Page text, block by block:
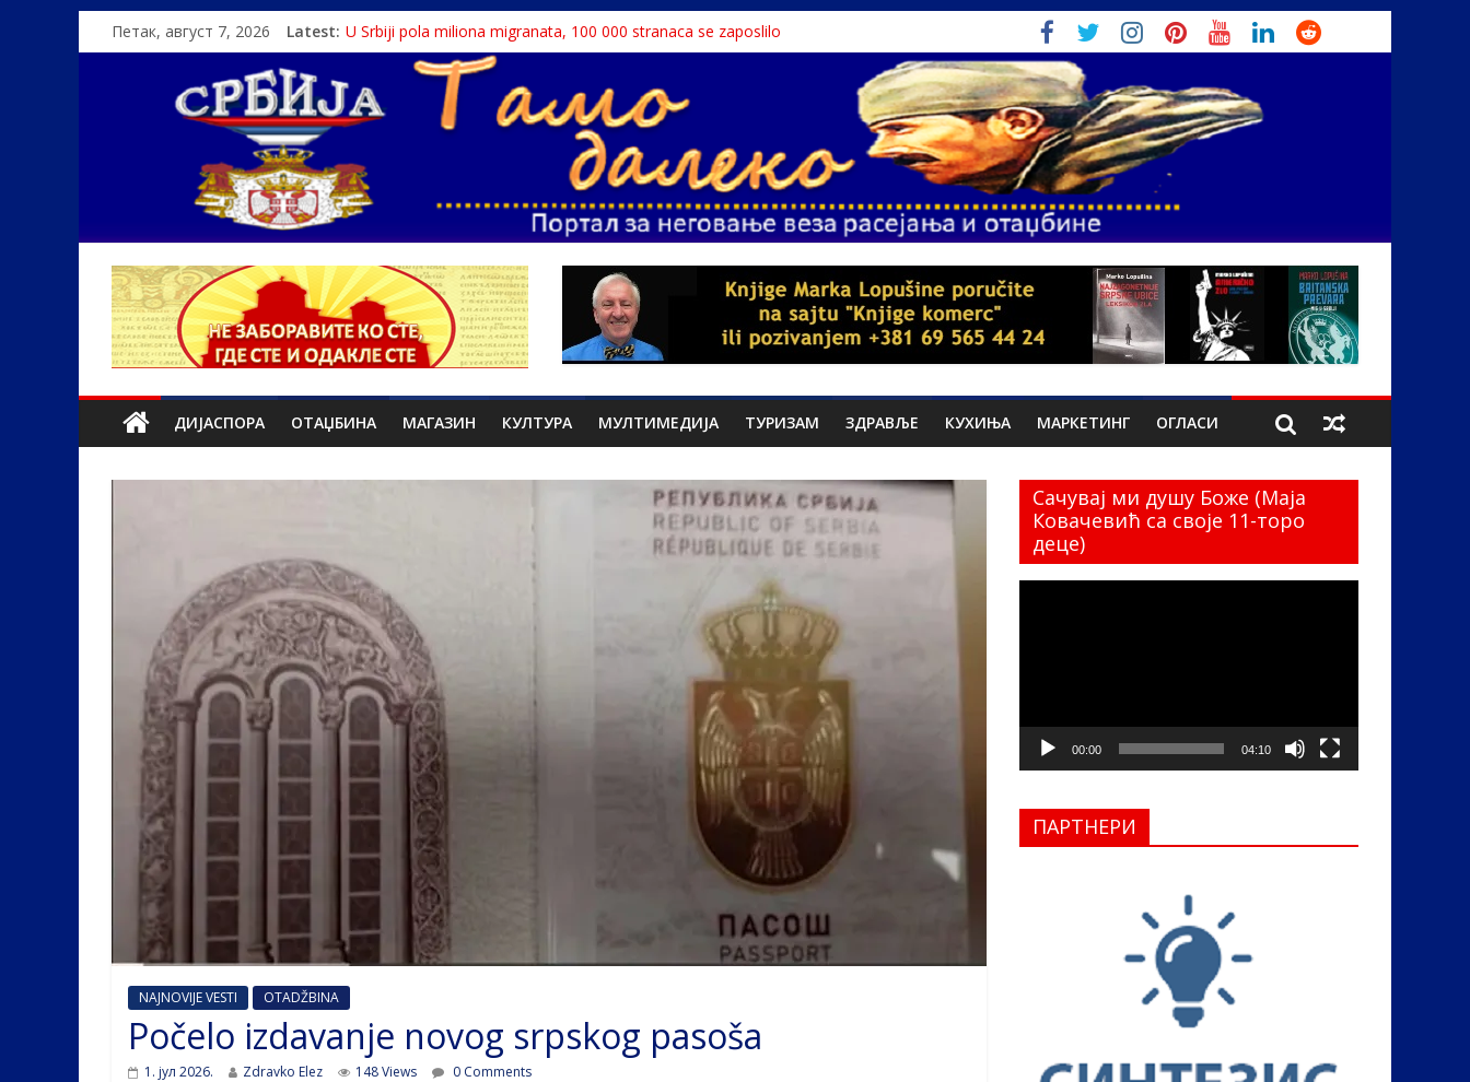
Петак, август 7, 2026 Latest: U Srbiji pola miliona migranata, 100 000 stranaca se zaposlilo
Како је „Господар књига“ проглашен народним непријатељем
Čije je pravo na istinu o Nikoli Tesli?
Srbin zaspao na Dunavu, reka ga odnela u Rumuniju
Politika i seks glavne teme srpskih medija
ДИЈАСПОРА ОТАЏБИНА МАГАЗИН КУЛТУРА МУЛТИМЕДИЈА ТУРИЗАМ ЗДРАВЉЕ КУХИЊА МАРКЕТИНГ ОГЛАСИ
NAJNOVIJE VESTI OTADŽBINA
Počelo izdavanje novog srpskog pasoša
1. јул 2026. Zdravko Elez 148 Views 0 Comments
Сачувај ми душу Боже (Маја
Ковачевић са своје 11-торо
деце)
00:00 04:10
ПАРТНЕРИ